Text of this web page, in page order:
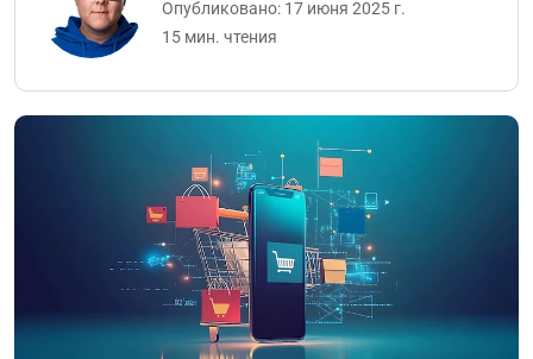
Опубликовано: 17 июня 2025 г.
15 мин. чтения